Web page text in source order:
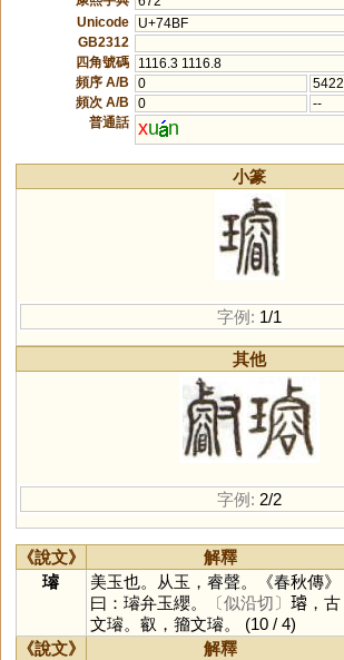
Unicode
U+74BF
GB2312
四角號碼
1116.3 1116.8
頻序 A/B
0
5422
頻次 A/B
0
--
普通話 xu n
小篆
字例: 1/1
其他
字例: 2/2
《說文》 解釋
璿
美玉也。从玉，睿聲。《春秋傳》
曰：璿弁玉纓。
〔似沿切〕 𤩅，古
文璿。叡，籀文璿。 (10 / 4)
《說文》 解釋